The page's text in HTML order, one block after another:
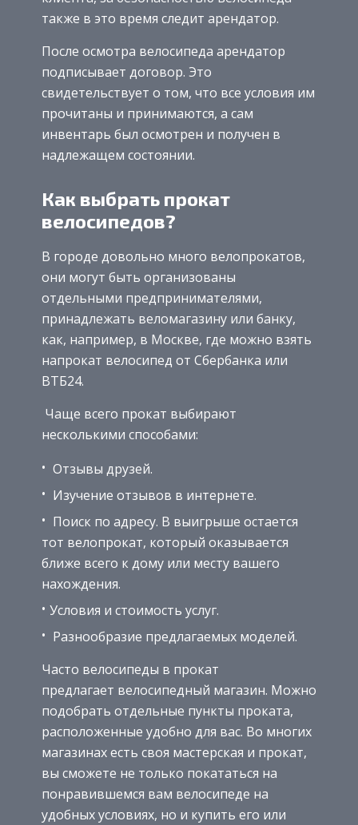
также в это время следит арендатор.
После осмотра велосипеда арендатор
подписывает договор. Это
свидетельствует о том, что все условия им
прочитаны и принимаются, а сам
инвентарь был осмотрен и получен в
надлежащем состоянии.
Как выбрать прокат
велосипедов?
В городе довольно много велопрокатов,
они могут быть организованы
отдельными предпринимателями,
принадлежать веломагазину или банку,
как, например, в Москве, где можно взять
напрокат велосипед от Сбербанка или
ВТБ24.
Чаще всего прокат выбирают
несколькими способами:
Отзывы друзей.
Изучение отзывов в интернете.
Поиск по адресу. В выигрыше остается
тот велопрокат, который оказывается
ближе всего к дому или месту вашего
нахождения.
Условия и стоимость услуг.
Разнообразие предлагаемых моделей.
Часто велосипеды в прокат
предлагает велосипедный магазин. Можно
подобрать отдельные пункты проката,
расположенные удобно для вас. Во многих
магазинах есть своя мастерская и прокат,
вы сможете не только покататься на
понравившемся вам велосипеде на
удобных условиях, но и купить его или